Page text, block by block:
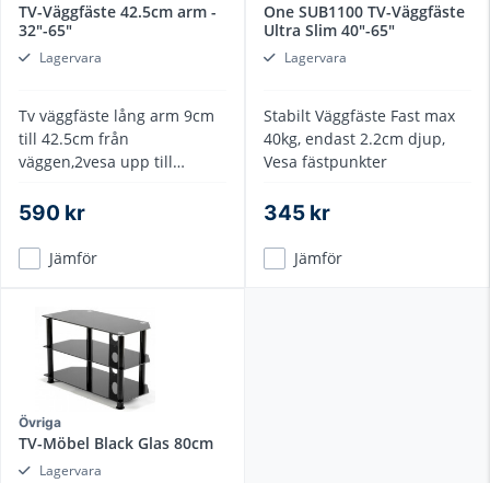
TV-Väggfäste 42.5cm arm -
32"-65"
Lagervara
Tv väggfäste lång arm 9cm
till 42.5cm från
väggen,2vesa upp till
590 kr
Jämför
One SUB1100 TV-Väggfäste
Ultra Slim 40"-65"
Lagervara
Stabilt Väggfäste Fast max
40kg, endast 2.2cm djup,
Vesa fästpunkter
345 kr
Jämför
Övriga
TV-Möbel Black Glas 80cm
Lagervara